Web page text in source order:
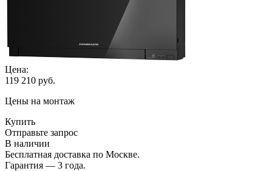
Цена:
119 210 руб.
Цены на монтаж
Купить
Отправьте запрос
В наличии
Бесплатная доставка по Москве.
Гарантия — 3 года.